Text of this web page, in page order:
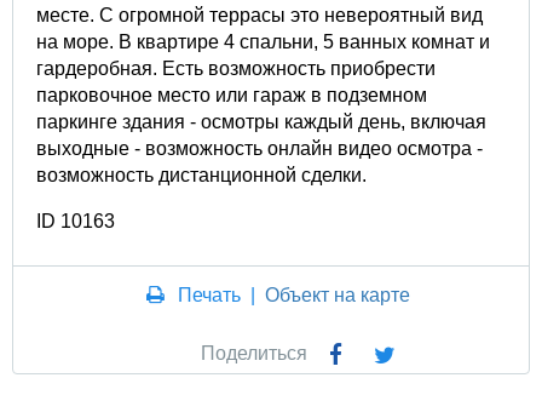
месте. С огромной террасы это невероятный вид
на море. В квартире 4 спальни, 5 ванных комнат и
гардеробная. Есть возможность приобрести
парковочное место или гараж в подземном
паркинге здания - осмотры каждый день, включая
выходные - возможность онлайн видео осмотра -
возможность дистанционной сделки.
ID 10163
Печать |Объект на карте
Поделиться